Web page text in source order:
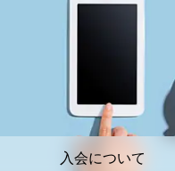
入会について